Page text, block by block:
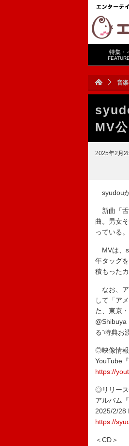
特集・
音楽
MV
2025年2月
syudou
新曲「舌
曲。男女
っている。
MVは、
年タッグ
積もった
なお、ア
して「ア
た、東京
@Shibuya
る“特典お
◎映像情報
YouTube
https://
◎リリー
アルバム『
2025/2/28
https://
＜CD＞